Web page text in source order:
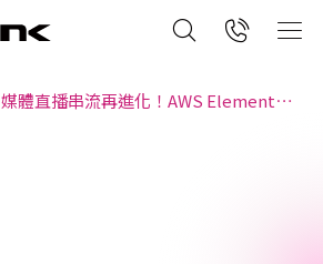
媒體直播串流再進化！AWS Elemental MediaLive 提升使用者體驗！